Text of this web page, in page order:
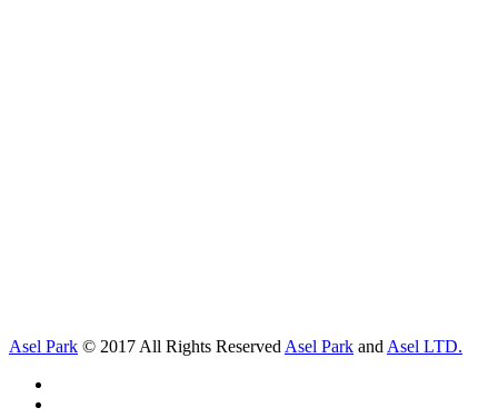
Asel Park © 2017 All Rights Reserved Asel Park and Asel LTD.